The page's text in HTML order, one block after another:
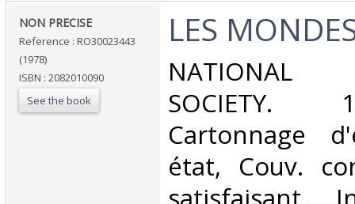
‎NON PRECISE‎
Reference : RO30023443
(1978)
ISBN : 2082010090
See the book
‎LES
‎NATIONAL
SOCIETY.
Cartonnage
état, Couv.